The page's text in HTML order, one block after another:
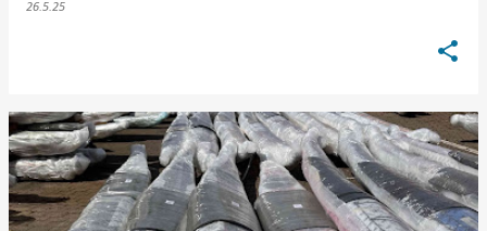
26.5.25